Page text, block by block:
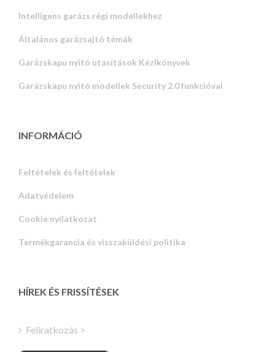
Intelligens garázs régi modellekhez
Általános garázsajtó témák
Garázskapu nyitó utasítások Kézikönyvek
Garázskapu nyitó modellek Security 2.0 funkcióval
INFORMÁCIÓ
Feltételek és feltételek
Adatvédelem
Cookie nyilatkozat
Termékgarancia és visszaküldési politika
HÍREK ÉS FRISSÍTÉSEK
Feliratkozás >